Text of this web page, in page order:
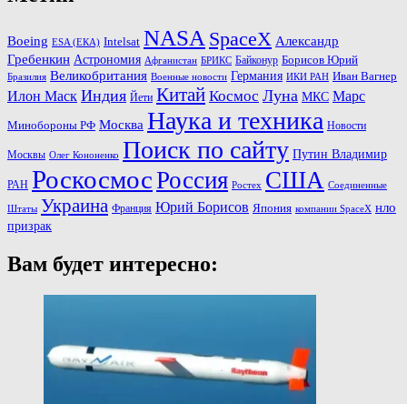
Boeing ESA (ЕКА) Intelsat NASA SpaceX Александр
Гребенкин Астрономия Афганистан БРИКС Байконур Борисов Юрий
Бразилия Великобритания Военные новости Германия ИКИ РАН Иван Вагнер
Илон Маск Индия Йети Китай Космос Луна МКС Марс
Минoбороны РФ Москва Наука и техника Новости
Москвы Олег Кононенко Поиск по сайту Путин Владимир
РАН РоскосмосРоссия Ростех США Соединенные
Штаты Украина Франция Юрий Борисов Япония компании SpaceX нло
призрак
Вам будет интересно: